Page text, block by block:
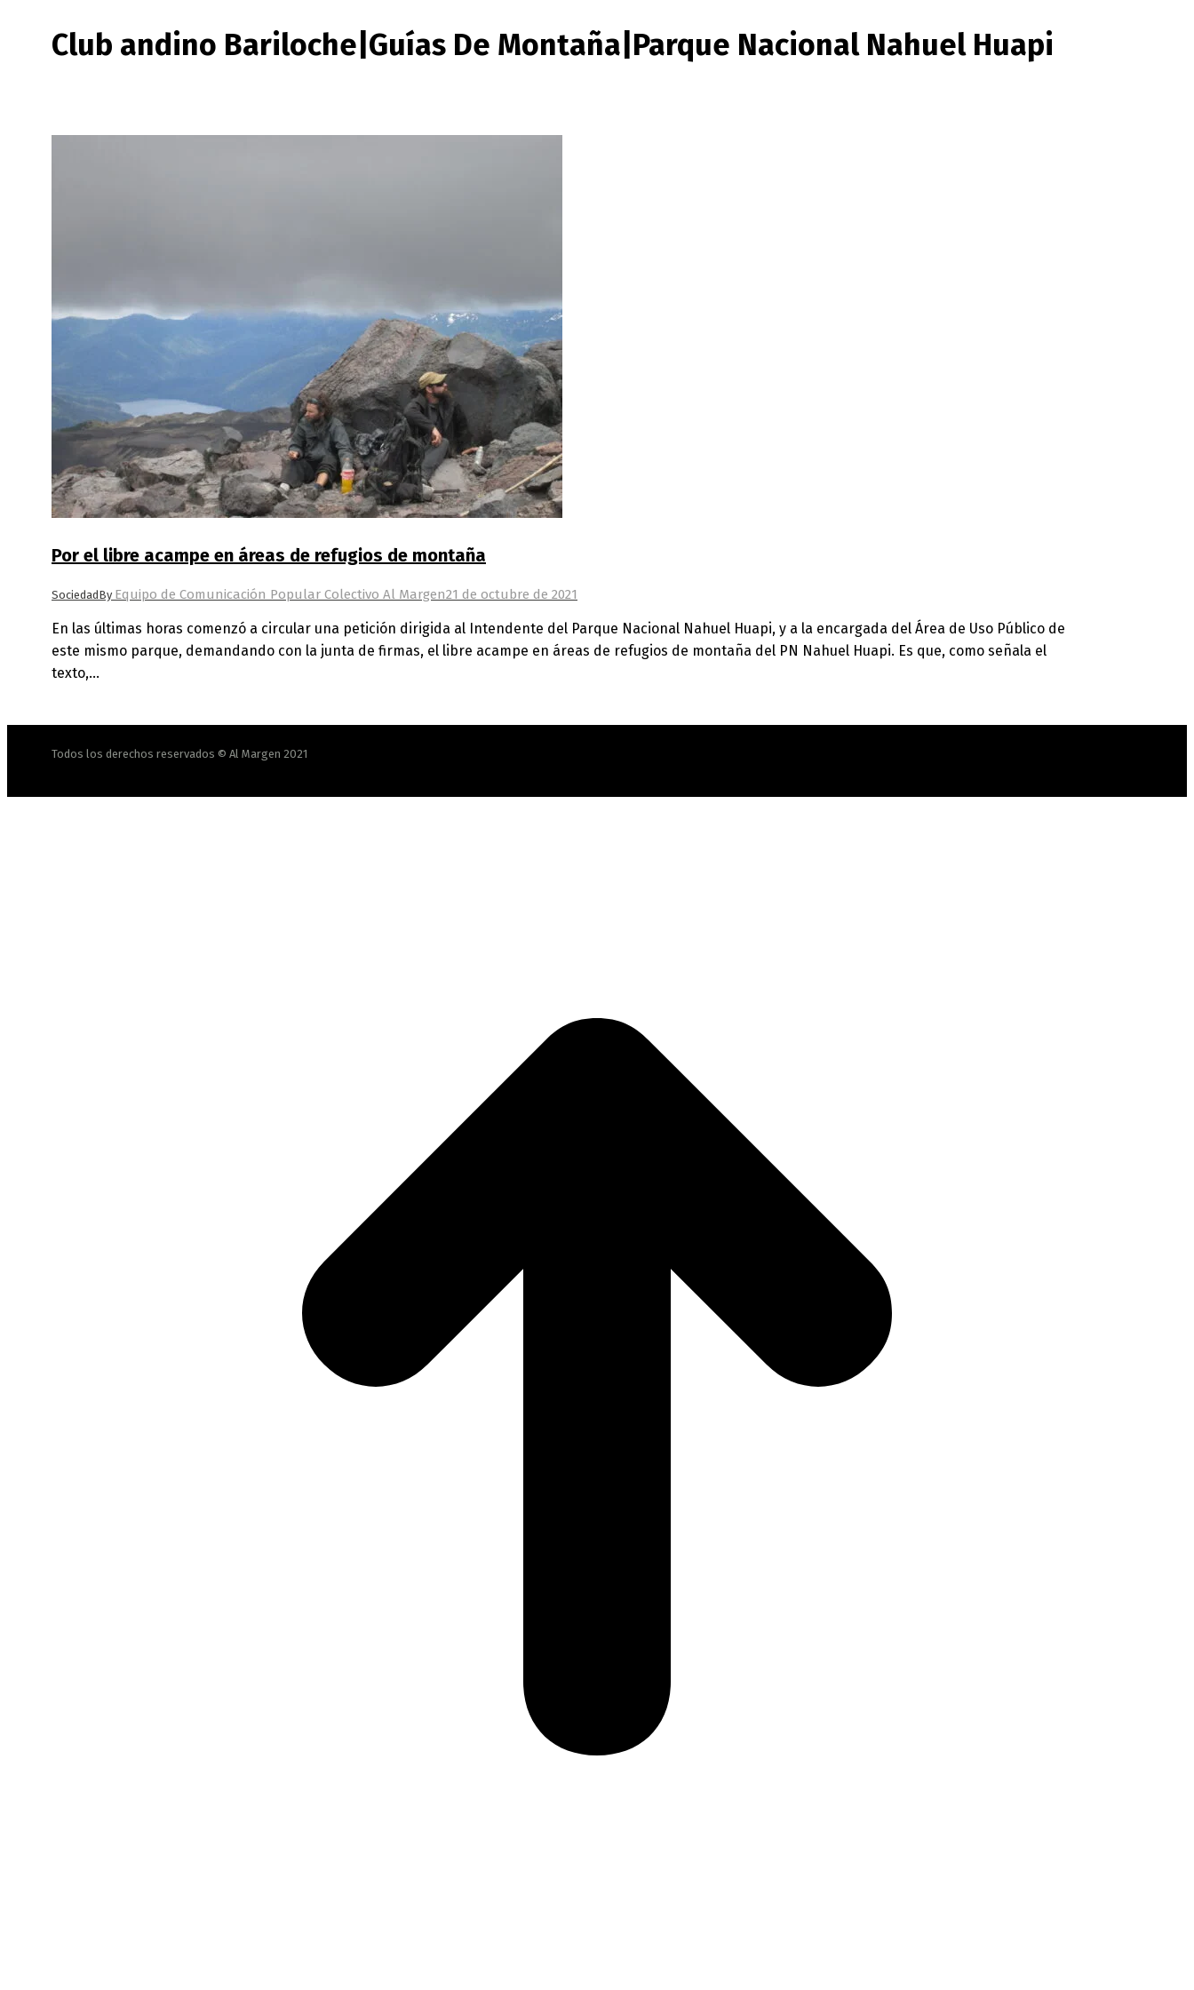
Club andino Bariloche|Guías De Montaña|Parque Nacional Nahuel Huapi
Por el libre acampe en áreas de refugios de montaña
SociedadBy Equipo de Comunicación Popular Colectivo Al Margen21 de octubre de 2021
En las últimas horas comenzó a circular una petición dirigida al Intendente del Parque Nacional Nahuel Huapi, y a la encargada del Área de Uso Público de
este mismo parque, demandando con la junta de firmas, el libre acampe en áreas de refugios de montaña del PN Nahuel Huapi. Es que, como señala el
texto,…
Todos los derechos reservados © Al Margen 2021